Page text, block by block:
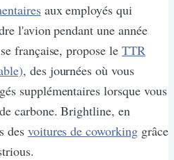
aux employés qui
l'avion pendant une année
française, propose le TTR
, des journées où vous
supplémentaires lorsque vous
carbone. Brightline, en
des voitures de coworkinggrâce